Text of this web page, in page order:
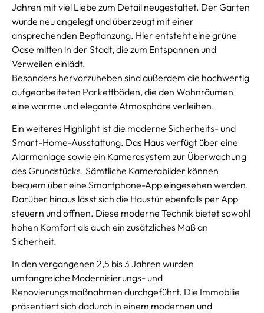
Jahren mit viel Liebe zum Detail neugestaltet. Der Garten
wurde neu angelegt und überzeugt mit einer
ansprechenden Bepflanzung. Hier entsteht eine grüne
Oase mitten in der Stadt, die zum Entspannen und
Verweilen einlädt.
Besonders hervorzuheben sind außerdem die hochwertig
aufgearbeiteten Parkettböden, die den Wohnräumen
eine warme und elegante Atmosphäre verleihen.
Ein weiteres Highlight ist die moderne Sicherheits- und
Smart-Home-Ausstattung. Das Haus verfügt über eine
Alarmanlage sowie ein Kamerasystem zur Überwachung
des Grundstücks. Sämtliche Kamerabilder können
bequem über eine Smartphone-App eingesehen werden.
Darüber hinaus lässt sich die Haustür ebenfalls per App
steuern und öffnen. Diese moderne Technik bietet sowohl
hohen Komfort als auch ein zusätzliches Maß an
Sicherheit.
In den vergangenen 2,5 bis 3 Jahren wurden
umfangreiche Modernisierungs- und
Renovierungsmaßnahmen durchgeführt. Die Immobilie
präsentiert sich dadurch in einem modernen und